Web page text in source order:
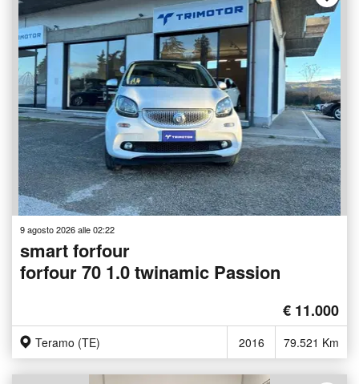
9 agosto 2026 alle 02:22
smart forfour
forfour 70 1.0 twinamic Passion
€ 11.000
Teramo (TE) 2016 79.521 Km